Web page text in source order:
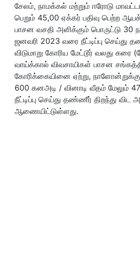
சேலம், நாமக்கல் மற்றும் ஈரோடு
பெறும் 45,00 ஏக்கர் பதிவு பெற்ற
பாசன வசதி அளிக்கும் பொருட்டு 30
ஜனவரி 2023 வரை நீட்டிப்பு செய்து
விடுமாறு கோரிய மேட்டூர் வலது கரை
வாய்க்கால் விவசாயிகள் பாசன
கோரிக்கையினை ஏற்று, நாளோன்றுக்கு
600 கனஅடி / வினாடி வீதம் மேலும்
நீட்டிப்பு செய்து தண்ணீர் திறந்து விட
ஆணையிட்டுள்ளது.